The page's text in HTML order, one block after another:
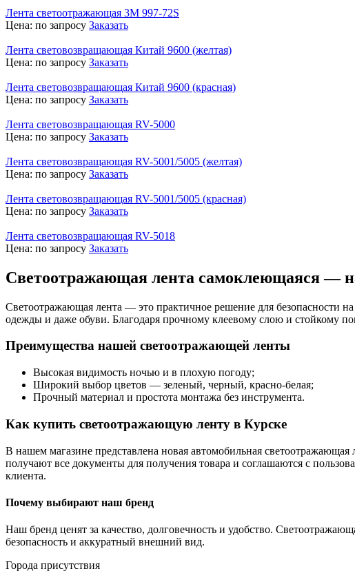
Лента светоотражающая 3M 997-72S
Цена: по запросу Заказать
Лента световозвращающая Китай 9600 (желтая)
Цена: по запросу Заказать
Лента световозвращающая Китай 9600 (красная)
Цена: по запросу Заказать
Лента световозвращающая RV-5000
Цена: по запросу Заказать
Лента световозвращающая RV-5001/5005 (желтая)
Цена: по запросу Заказать
Лента световозвращающая RV-5001/5005 (красная)
Цена: по запросу Заказать
Лента световозвращающая RV-5018
Цена: по запросу Заказать
Светоотражающая лента самоклеющаяся —
Светоотражающая лента — это практичное решение для безопасности
одежды и даже обуви. Благодаря прочному клеевому слою и стойкому
Преимущества нашей светоотражающей ленты
Высокая видимость ночью и в плохую погоду;
Широкий выбор цветов — зеленый, черный, красно-белая;
Прочный материал и простота монтажа без инструмента.
Как купить светоотражающую ленту в Курске
В нашем магазине представлена новая автомобильная
получают все документы для получения товара и соглашаются с
клиента.
Почему выбирают наш бренд
Наш бренд ценят за качество, долговечность и удобство.
безопасность и аккуратный внешний вид.
Города присутствия